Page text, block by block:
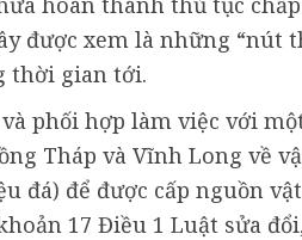
được xem là những “nút
thời gian tới.
phối hợp làm việc với
Tháp và Vĩnh Long về
đá) để được cấp nguồn
17 Điều 1 Luật sửa